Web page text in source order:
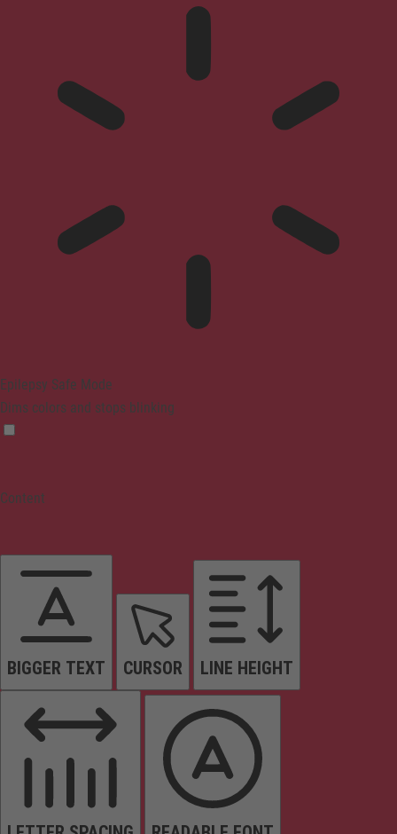
Epilepsy Safe Mode
Dims colors and stops blinking
Content
BIGGER TEXT CURSOR LINE HEIGHT